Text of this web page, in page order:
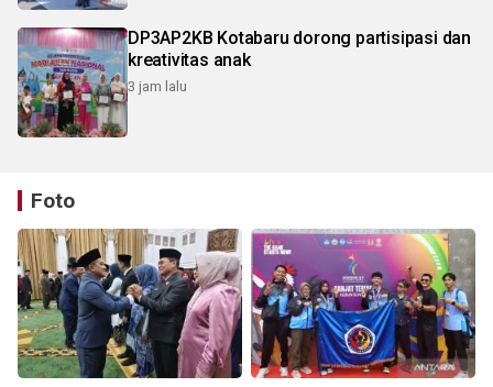
DP3AP2KB Kotabaru dorong partisipasi dan
kreativitas anak
3 jam lalu
Foto